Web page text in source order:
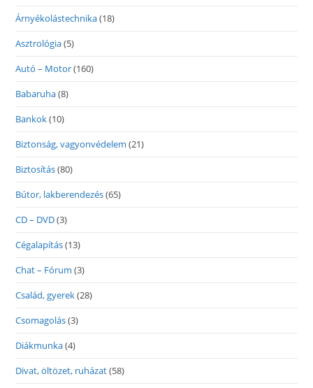
Árnyékolástechnika(18)
Asztrológia(5)
Autó – Motor(160)
Babaruha(8)
Bankok(10)
Biztonság, vagyonvédelem (21)
Biztosítás(80)
Bútor, lakberendezés(65)
CD – DVD(3)
Cégalapítás(13)
Chat – Fórum (3)
Család, gyerek(28)
Csomagolás(3)
Diákmunka(4)
Divat, öltözet, ruházat(58)